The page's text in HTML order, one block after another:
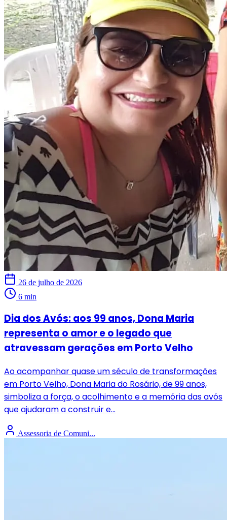
26 de julho de 2026
6 min
Dia dos Avós: aos 99 anos, Dona Maria
representa o amor e o legado que
atravessam gerações em Porto Velho
Ao acompanhar quase um século de transformações
em Porto Velho, Dona Maria do Rosário, de 99 anos,
simboliza a força, o acolhimento e a memória das avós
que ajudaram a construir e...
Assessoria de Comuni...